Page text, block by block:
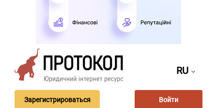
RU
Зарегистрироваться Войти